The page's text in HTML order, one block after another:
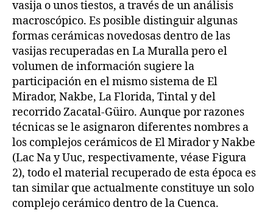
vasija o unos tiestos, a través de un análisis
macroscópico. Es posible distinguir algunas
formas cerámicas novedosas dentro de las
vasijas recuperadas en La Muralla pero el
volumen de información sugiere la
participación en el mismo sistema de El
Mirador, Nakbe, La Florida, Tintal y del
recorrido Zacatal-Güiro. Aunque por razones
técnicas se le asignaron diferentes nombres a
los complejos cerámicos de El Mirador y Nakbe
(Lac Na y Uuc, respectivamente, véase Figura
2), todo el material recuperado de esta época es
tan similar que actualmente constituye un solo
complejo cerámico dentro de la Cuenca.